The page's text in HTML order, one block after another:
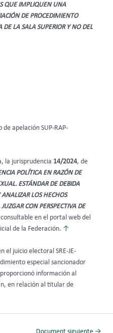
QUE IMPLIQUEN UNA
DE PROCEDIMIENTO
LA SALA SUPERIOR Y NO DEL
apelación SUP-RAP-
la jurisprudencia 14/2024, de
POLÍTICA EN RAZÓN DE
ESTÁNDAR DE DEBIDA
LOS HECHOS
CON PERSPECTIVA DE
en el portal web del
de la Federación. ↑
el juicio electoral SRE-JE-
especial sancionador
proporcionó información al
en relación al titular de